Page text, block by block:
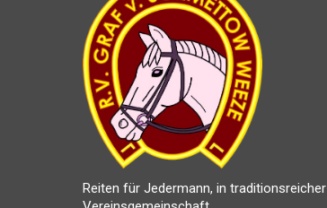
Reiten für Jedermann, in traditionsreicher